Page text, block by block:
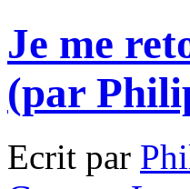
Je me
(par
Ecrit par